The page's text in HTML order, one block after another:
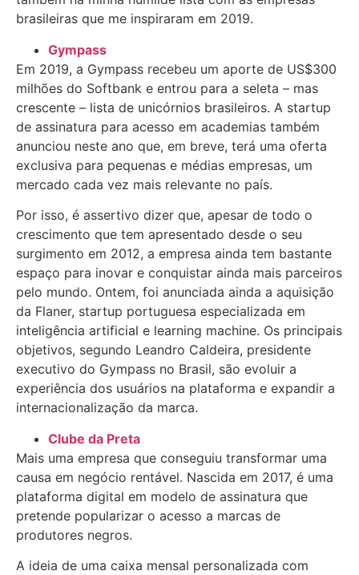
brasileiras que me inspiraram em 2019.
Gympass
Em 2019, a Gympass recebeu um aporte de US$300
milhões do Softbank e entrou para a seleta – mas
crescente – lista de unicórnios brasileiros. A startup
de assinatura para acesso em academias também
anunciou neste ano que, em breve, terá uma oferta
exclusiva para pequenas e médias empresas, um
mercado cada vez mais relevante no país.
Por isso, é assertivo dizer que, apesar de todo o
crescimento que tem apresentado desde o seu
surgimento em 2012, a empresa ainda tem bastante
espaço para inovar e conquistar ainda mais parceiros
pelo mundo. Ontem, foi anunciada ainda a aquisição
da Flaner, startup portuguesa especializada em
inteligência artificial e learning machine. Os principais
objetivos, segundo Leandro Caldeira, presidente
executivo do Gympass no Brasil, são evoluir a
experiência dos usuários na plataforma e expandir a
internacionalização da marca.
Clube da Preta
Mais uma empresa que conseguiu transformar uma
causa em negócio rentável. Nascida em 2017, é uma
plataforma digital em modelo de assinatura que
pretende popularizar o acesso a marcas de
produtores negros.
A ideia de uma caixa mensal personalizada com